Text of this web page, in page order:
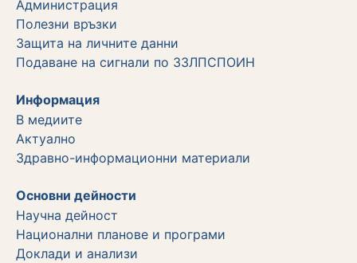
Администрация
Полезни връзки
Защита на личните данни
Подаване на сигнали по ЗЗЛПСПОИН
Информация
В медиите
Актуално
Здравно-информационни материали
Основни дейности
Научна дейност
Национални планове и програми
Доклади и анализи